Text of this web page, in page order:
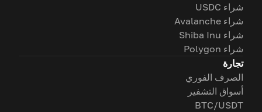
شراء USDC
شراء Avalanche
شراء Shiba Inu
شراء Polygon
تجارة
الصرف الفوري
أسواق التشفير
BTC/USDT